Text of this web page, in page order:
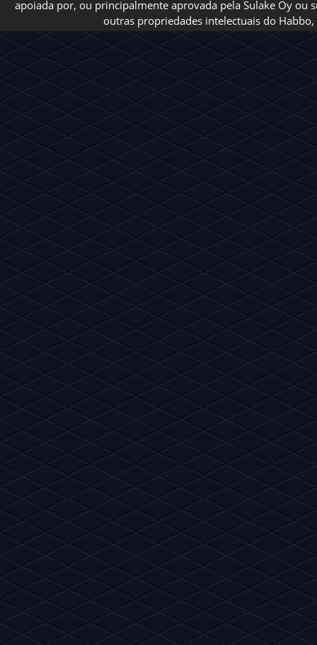
apoiada por, ou principalmente aprovada pela Sulake Oy ou
outras propriedades intelectuais do